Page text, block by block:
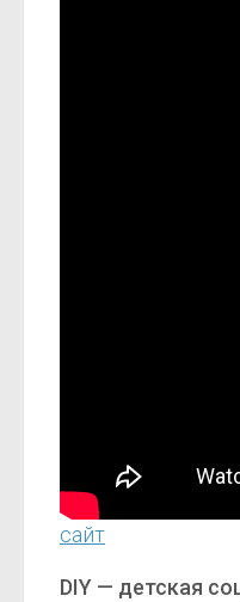
сайт
DIY — детская